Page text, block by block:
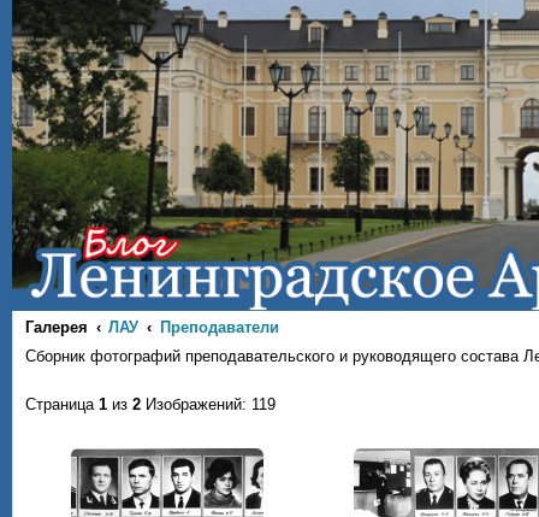
Галерея ЛАУ
Преподаватели
Сборник фотографий преподавательского и руководящего состава
Страница 1 из 2 Изображений: 119